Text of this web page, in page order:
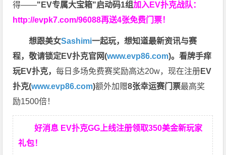
得——"EV专属大宝箱"启动码1组加入EV扑克战队：
http://evpk7.com/96088再送4张免费门票！
想跟美女Sashimi一起玩，想知道最新资讯与赛
程，敬请锁定EV扑克官网(www.evp86.com)。看牌手痒
玩EV扑克，每日多场免费赛奖励高达20w，现在注册EV
扑克(www.evp86.com)额外加赠8张幸运赛门票最高奖
励1500倍！
好消息 EV扑克GG上线注册领取350美金新玩家
礼包！